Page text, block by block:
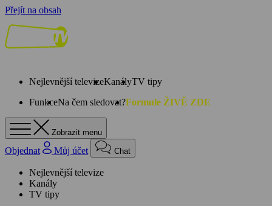
Přejít na obsah
Nejlevnější televizeKanályTV tipy
FunkceNa čem sledovat?Formule ŽIVĚ ZDE
Zobrazit menu
Objednat Můj účet Chat
Nejlevnější televize
Kanály
TV tipy